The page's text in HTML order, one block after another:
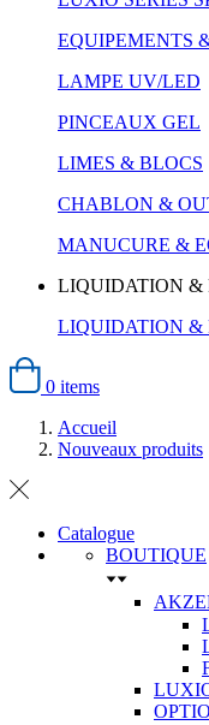
EQUIPEMENTS
LAMPE UV/LED
PINCEAUX GEL
LIMES & BLOCS
CHABLON &
MANUCURE &
LIQUIDATION &
LIQUIDATION &
0 items
Accueil
Nouveaux produits
Catalogue
BOUTIQUE